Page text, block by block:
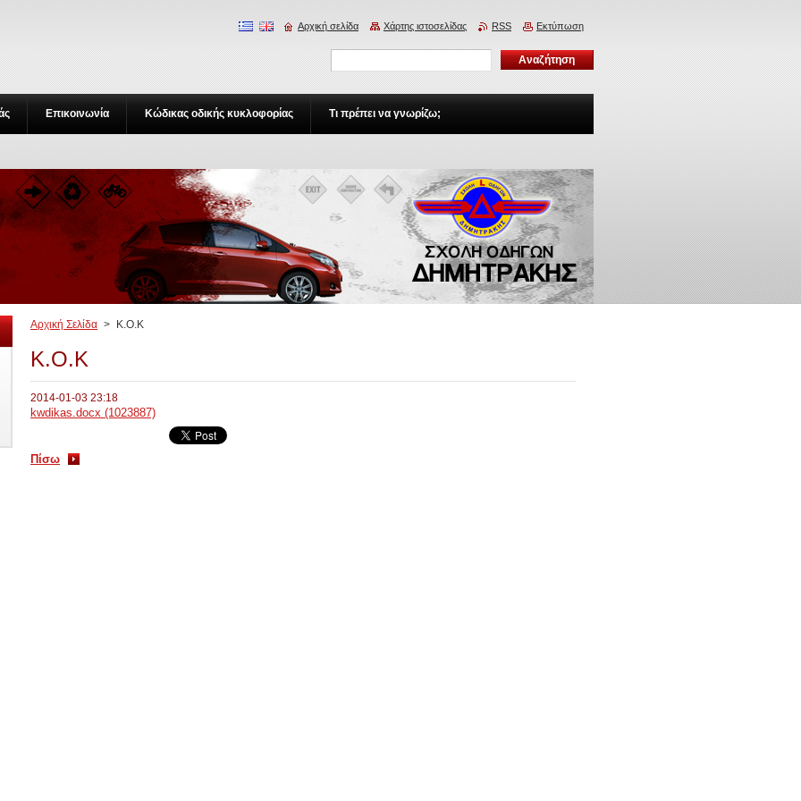
Αρχική Σελίδα > K.O.K
K.O.K
2014-01-03 23:18
kwdikas.docx (1023887)
Πίσω
Επικοινωνία Κώδικας οδικής κυκλοφορίας Τι πρέπει να γνωρίζω;
Αρχική σελίδα Χάρτης ιστοσελίδας RSS Εκτύπωση